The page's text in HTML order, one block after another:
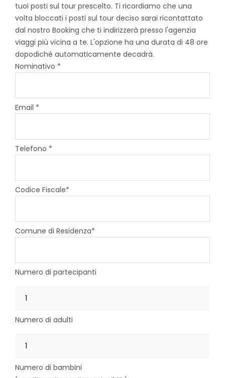
tuoi posti sul tour prescelto. Ti ricordiamo che una
volta bloccati i posti sul tour deciso sarai ricontattato
dal nostro Booking che ti indirizzerà presso l'agenzia
viaggi più vicina a te. L'opzione ha una durata di 48 ore
dopodiché automaticamente decadrà.
Nominativo *
Email *
Telefono *
Codice Fiscale*
Comune di Residenza*
Numero di partecipanti
Numero di adulti
Numero di bambini